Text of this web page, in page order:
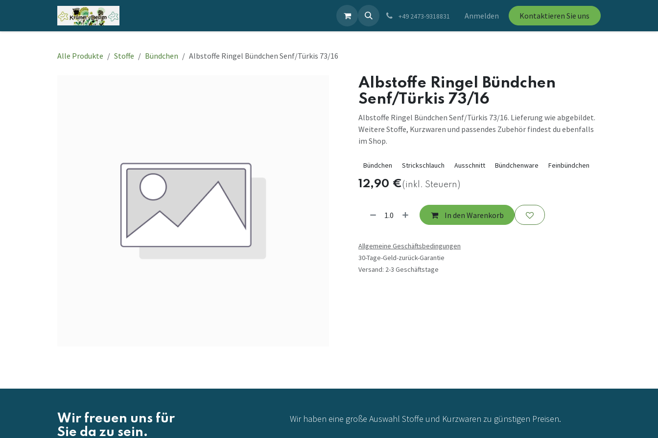
Zum Inhalt springen
+49 2473-9318831 Anmelden Kontaktieren Sie uns
Alle Produkte Stoffe Bündchen Albstoffe Ringel Bündchen Senf/Türkis 73/16
Albstoffe Ringel Bündchen
Senf/Türkis 73/16
Albstoffe Ringel Bündchen Senf/Türkis 73/16. Lieferung wie abgebildet.
Weitere Stoffe, Kurzwaren und passendes Zubehör findest du ebenfalls
im Shop.
Bündchen Strickschlauch Ausschnitt Bündchenware Feinbündchen
12,90 €(inkl. Steuern)
In den Warenkorb
Allgemeine Geschäftsbedingungen
30-Tage-Geld-zurück-Garantie
Versand: 2-3 Geschäftstage
Wir freuen uns für
Sie da zu sein.
Wir haben eine große Auswahl Stoffe und Kurzwaren zu günstigen Preisen.